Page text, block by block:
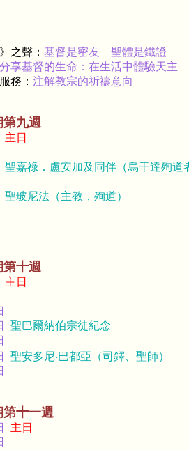
之聲： 基督是密友 聖體是鐵證
分享基督的生命：在生活中體驗天主
務： 注解教宗的祈禱意向
第九週
主日
聖嘉祿．盧安加及同伴（烏干達殉道
聖玻尼法（主教，殉道）
第十週
主日
聖巴爾納伯宗徒紀念
聖安多尼‧巴都亞（司鐸、聖師）
第十一週
主日